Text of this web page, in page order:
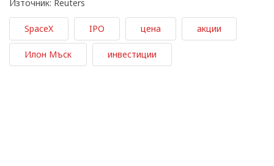
Източник: Reuters
SpaceX IPO цена акции
Илон Мъск инвестиции